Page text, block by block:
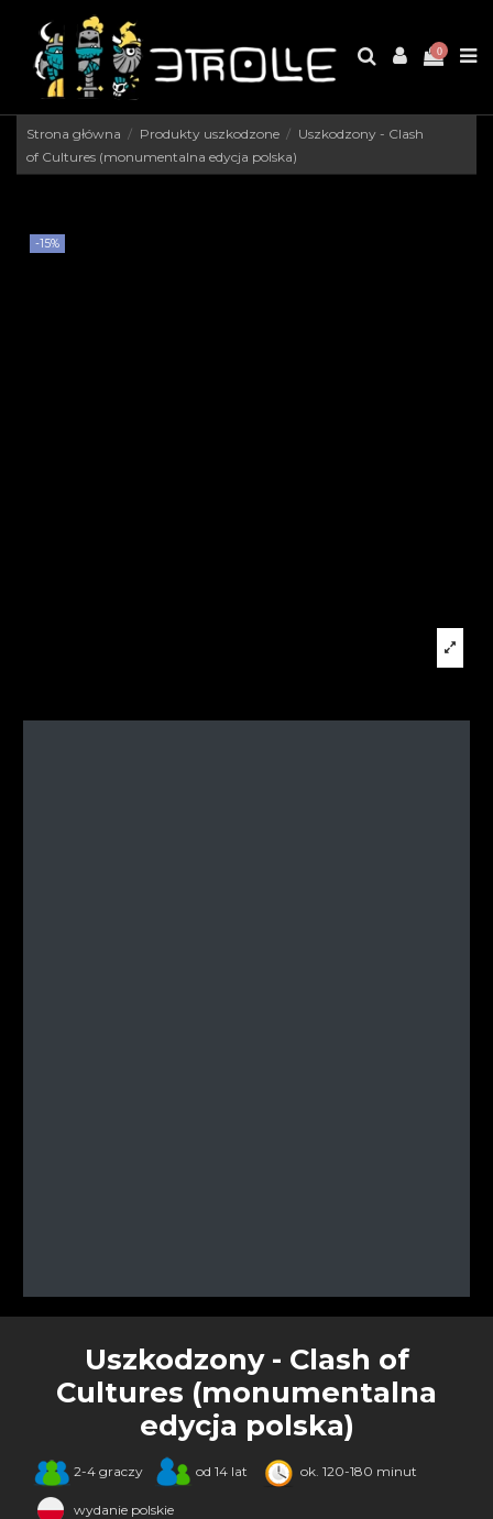
0
Strona główna Produkty uszkodzone
Uszkodzony - Clash
of Cultures (monumentalna edycja polska)
-15%
Uszkodzony - Clash of
Cultures (monumentalna
edycja polska)
2-4 graczy od 14 lat ok. 120-180 minut
wydanie polskie